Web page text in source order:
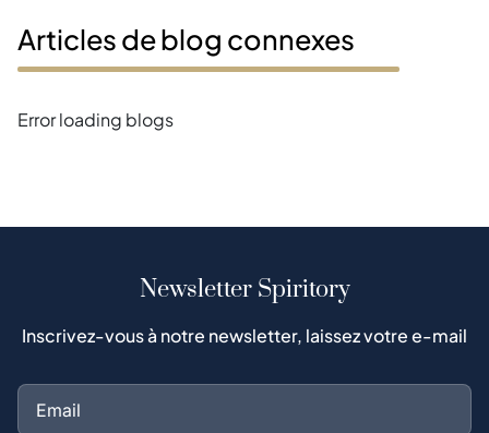
Articles de blog connexes
Error loading blogs
Newsletter Spiritory
Inscrivez-vous à notre newsletter, laissez votre e-mail